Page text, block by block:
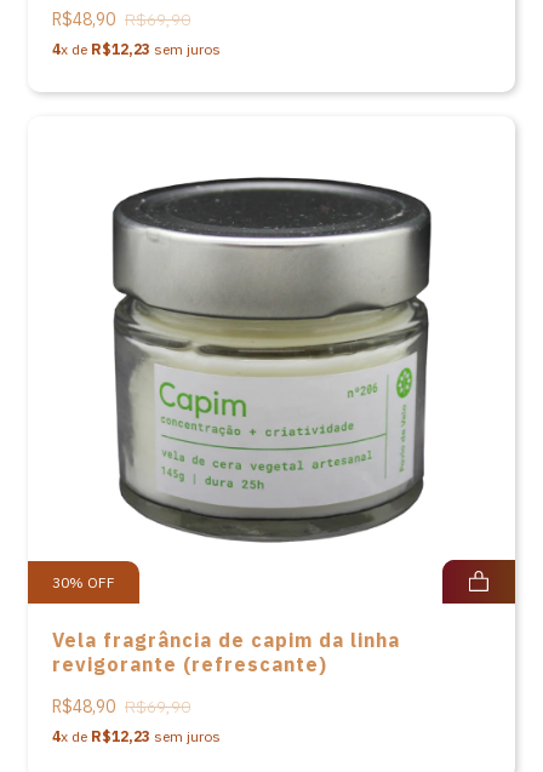
R$48,90 R$69,90
4x de R$12,23 sem juros
30% OFF
Vela fragrância de capim da linha
revigorante (refrescante)
R$48,90 R$69,90
4x de R$12,23 sem juros